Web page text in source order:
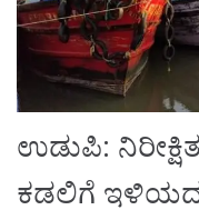
ಉಡುಪಿ:
ಕಡಲಿಗೆ ಇಳಿಯದ